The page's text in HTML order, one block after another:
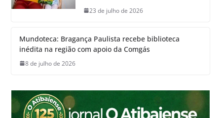
23 de julho de 2026
Mundoteca: Bragança Paulista recebe biblioteca
inédita na região com apoio da Comgás
8 de julho de 2026